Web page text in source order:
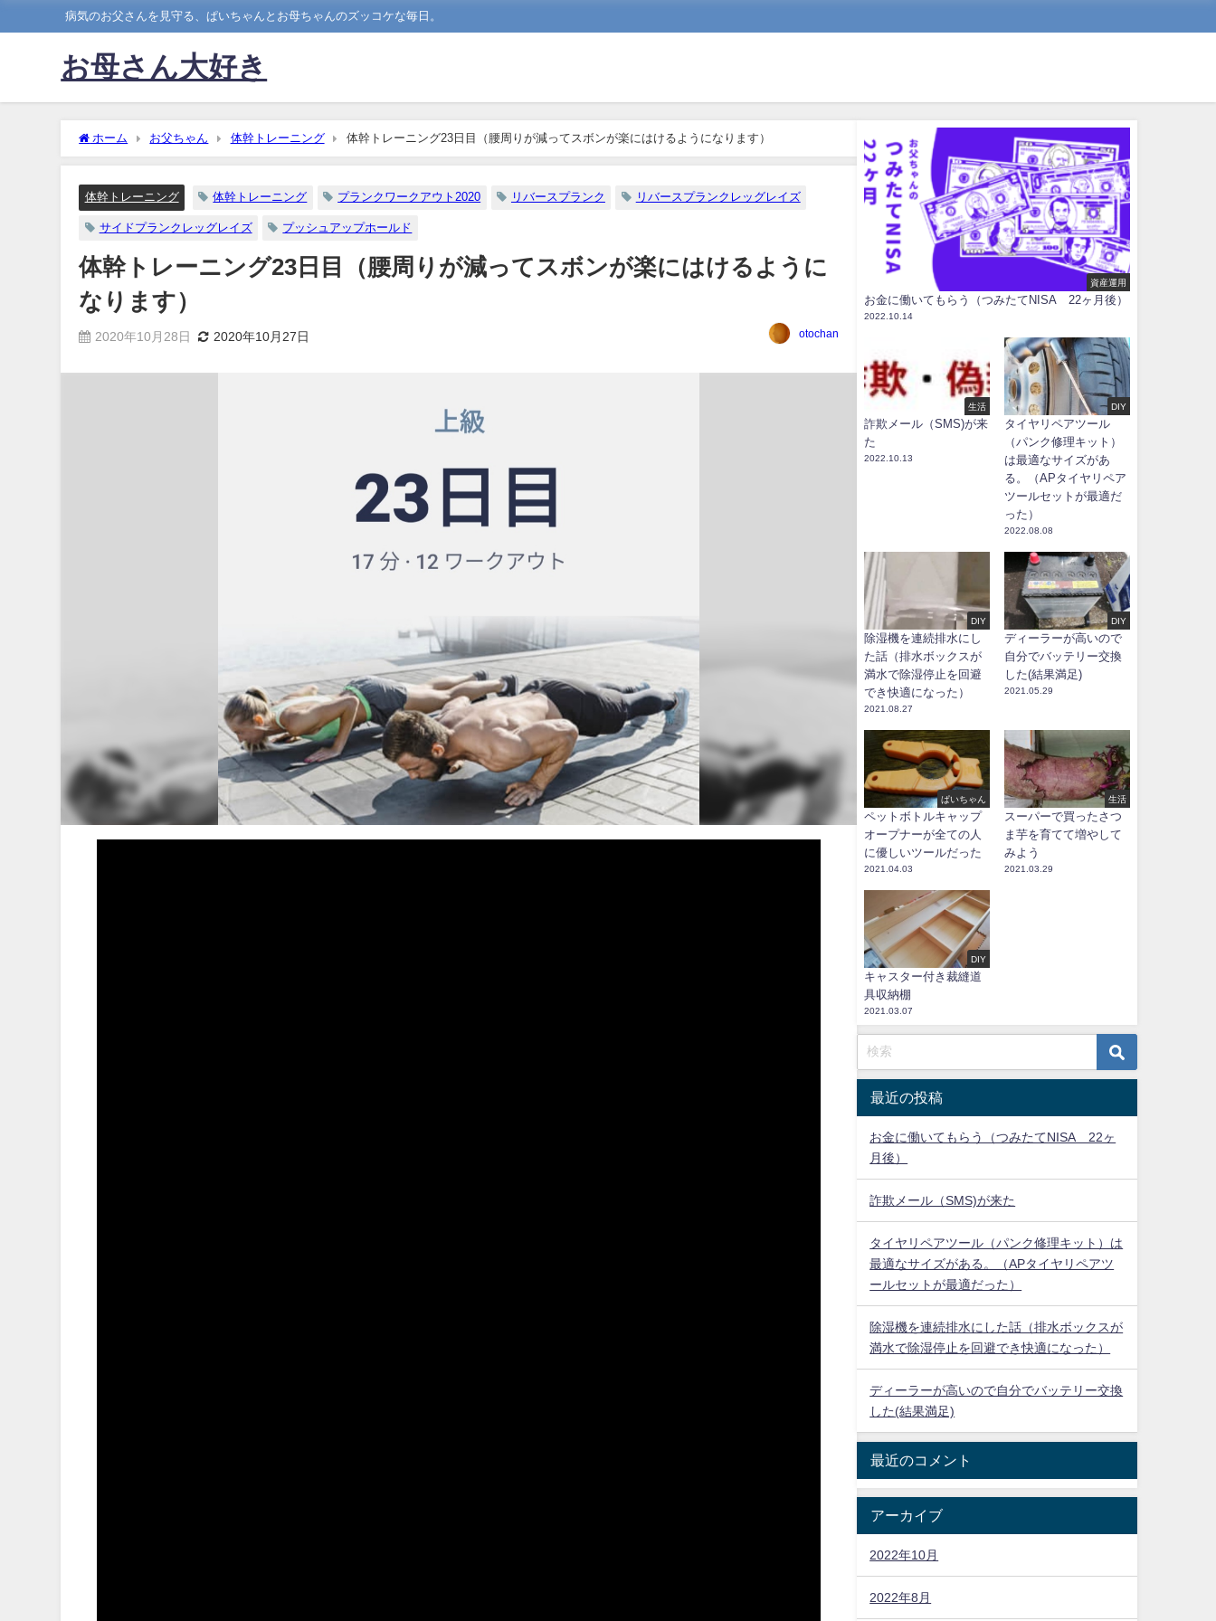
病気のお父さんを見守る、ぱいちゃんとお母ちゃんのズッコケな毎日。
お母さん大好き
ホーム お父ちゃん 体幹トレーニング 体幹トレーニング23日目（腰周りが減ってスボンが楽にはけるようになります）
体幹トレーニング 体幹トレーニング プランクワークアウト2020 リバースプランク リバースプランクレッグレイズ
サイドプランクレッグレイズ プッシュアップホールド
体幹トレーニング23日目（腰周りが減ってスボンが楽にはけるように
なります）
2020年10月28日 2020年10月27日 otochan
資産運用
お金に働いてもらう（つみたてNISA 22ヶ月後）
2022.10.14
生活
詐欺メール（SMS)が来
た
2022.10.13
DIY
タイヤリペアツール
（パンク修理キット）
は最適なサイズがあ
る。（APタイヤリペア
ツールセットが最適だ
った）
2022.08.08
DIY
除湿機を連続排水にし
た話（排水ボックスが
満水で除湿停止を回避
でき快適になった）
2021.08.27
DIY
ディーラーが高いので
自分でバッテリー交換
した(結果満足)
2021.05.29
ぱいちゃん
ペットボトルキャップ
オープナーが全ての人
に優しいツールだった
2021.04.03
生活
スーパーで買ったさつ
ま芋を育てて増やして
みよう
2021.03.29
DIY
キャスター付き裁縫道
具収納棚
2021.03.07
最近の投稿
お金に働いてもらう（つみたてNISA 22ヶ
月後）
詐欺メール（SMS)が来た
タイヤリペアツール（パンク修理キット）は
最適なサイズがある。（APタイヤリペアツ
ールセットが最適だった）
除湿機を連続排水にした話（排水ボックスが
満水で除湿停止を回避でき快適になった）
ディーラーが高いので自分でバッテリー交換
した(結果満足)
最近のコメント
アーカイブ
2022年10月
2022年8月